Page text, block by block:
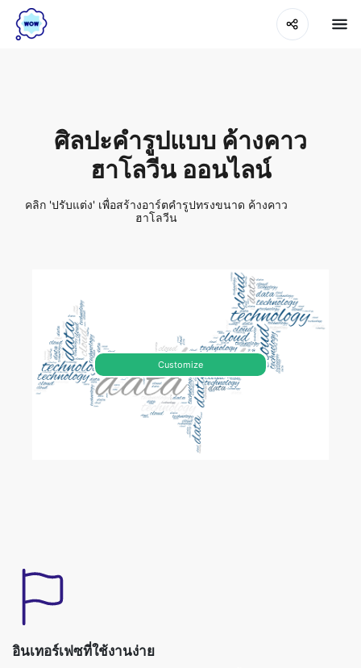
ศิลปะคำรูปแบบ ค้างคาว
ฮาโลวีน ออนไลน์
คลิก 'ปรับแต่ง' เพื่อสร้างอาร์ตคำรูปทรงขนาด ค้างคาว
ฮาโลวีน
Customize
อินเทอร์เฟซที่ใช้งานง่าย